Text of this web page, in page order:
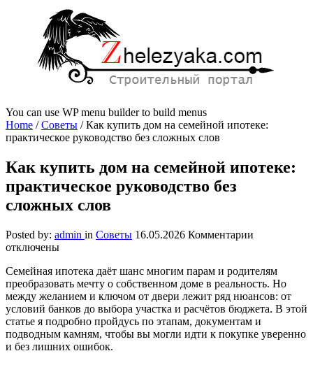
You can use WP menu builder to build menus
Home /Советы /Как купить дом на семейной ипотеке:
практическое руководство без сложных слов
Как купить дом на семейной ипотеке:
практическое руководство без
сложных слов
Posted by: admin in Советы 16.05.2026 Комментарии
купить
дом
на
семейной
ипотеке:
отключены
Семейная ипотека даёт шанс многим парам и родителям
преобразовать мечту о собственном доме в реальность. Но
между желанием и ключом от двери лежит ряд нюансов: от
условий банков до выбора участка и расчётов бюджета. В этой
статье я подробно пройдусь по этапам, документам и
подводным камням, чтобы вы могли идти к покупке уверенно
и без лишних ошибок.